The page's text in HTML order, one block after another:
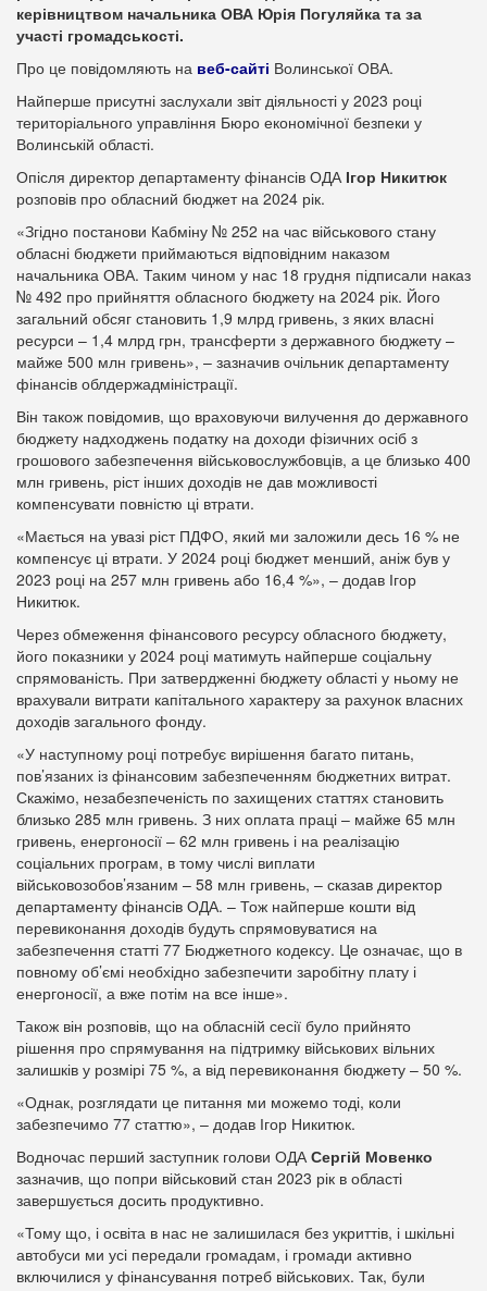
керівництвом начальника ОВА Юрія Погуляйка та за
участі громадськості.
Про це повідомляють на веб-сайті Волинської ОВА.
Найперше присутні заслухали звіт діяльності у 2023 році
територіального управління Бюро економічної безпеки у
Волинській області.
Опісля директор департаменту фінансів ОДА Ігор Никитюк
розповів про обласний бюджет на 2024 рік.
«Згідно постанови Кабміну № 252 на час військового стану
обласні бюджети приймаються відповідним наказом
начальника ОВА. Таким чином у нас 18 грудня підписали наказ
№ 492 про прийняття обласного бюджету на 2024 рік. Його
загальний обсяг становить 1,9 млрд гривень, з яких власні
ресурси – 1,4 млрд грн, трансферти з державного бюджету –
майже 500 млн гривень», – зазначив очільник департаменту
фінансів облдержадміністрації.
Він також повідомив, що враховуючи вилучення до державного
бюджету надходжень податку на доходи фізичних осіб з
грошового забезпечення військовослужбовців, а це близько 400
млн гривень, ріст інших доходів не дав можливості
компенсувати повністю ці втрати.
«Мається на увазі ріст ПДФО, який ми заложили десь 16 % не
компенсує ці втрати. У 2024 році бюджет менший, аніж був у
2023 році на 257 млн гривень або 16,4 %», – додав Ігор
Никитюк.
Через обмеження фінансового ресурсу обласного бюджету,
його показники у 2024 році матимуть найперше соціальну
спрямованість. При затвердженні бюджету області у ньому не
врахували витрати капітального характеру за рахунок власних
доходів загального фонду.
«У наступному році потребує вирішення багато питань,
пов’язаних із фінансовим забезпеченням бюджетних витрат.
Скажімо, незабезпеченість по захищених статтях становить
близько 285 млн гривень. З них оплата праці – майже 65 млн
гривень, енергоносії – 62 млн гривень і на реалізацію
соціальних програм, в тому числі виплати
військовозобов’язаним – 58 млн гривень, – сказав директор
департаменту фінансів ОДА. – Тож найперше кошти від
перевиконання доходів будуть спрямовуватися на
забезпечення статті 77 Бюджетного кодексу. Це означає, що в
повному об’ємі необхідно забезпечити заробітну плату і
енергоносії, а вже потім на все інше».
Також він розповів, що на обласній сесії було прийнято
рішення про спрямування на підтримку військових вільних
залишків у розмірі 75 %, а від перевиконання бюджету – 50 %.
«Однак, розглядати це питання ми можемо тоді, коли
забезпечимо 77 статтю», – додав Ігор Никитюк.
Водночас перший заступник голови ОДАСергій Мовенко
зазначив, що попри військовий стан 2023 рік в області
завершується досить продуктивно.
«Тому що, і освіта в нас не залишилася без укриттів, і шкільні
автобуси ми усі передали громадам, і громади активно
включилися у фінансування потреб військових. Так, були